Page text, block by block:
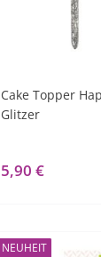
Cake Topper
Glitzer
5,90 €
NEUHEIT